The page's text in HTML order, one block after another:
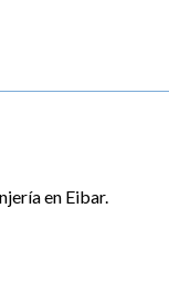
en Eibar.